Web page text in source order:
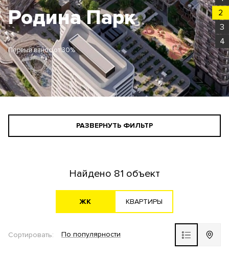
2
3
4
Родина Парк
Первый взнос от 30%
РАЗВЕРНУТЬ ФИЛЬТР
Найдено 81 объект
ЖK KВАРТИРЫ
Сортировать: По популярности